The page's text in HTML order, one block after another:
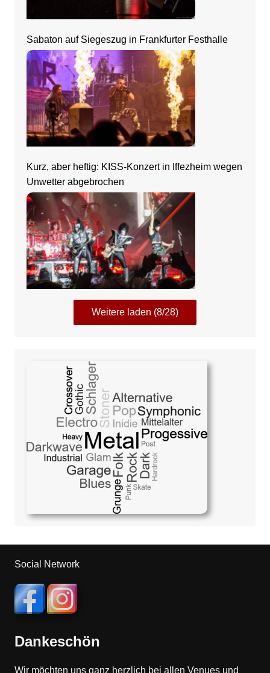
Sabaton auf Siegeszug in Frankfurter Festhalle
Kurz, aber heftig: KISS-Konzert in Iffezheim wegen
Unwetter abgebrochen
Weitere laden (8/28)
Social Network
Dankeschön
Wir möchten uns ganz herzlich bei allen Venues und